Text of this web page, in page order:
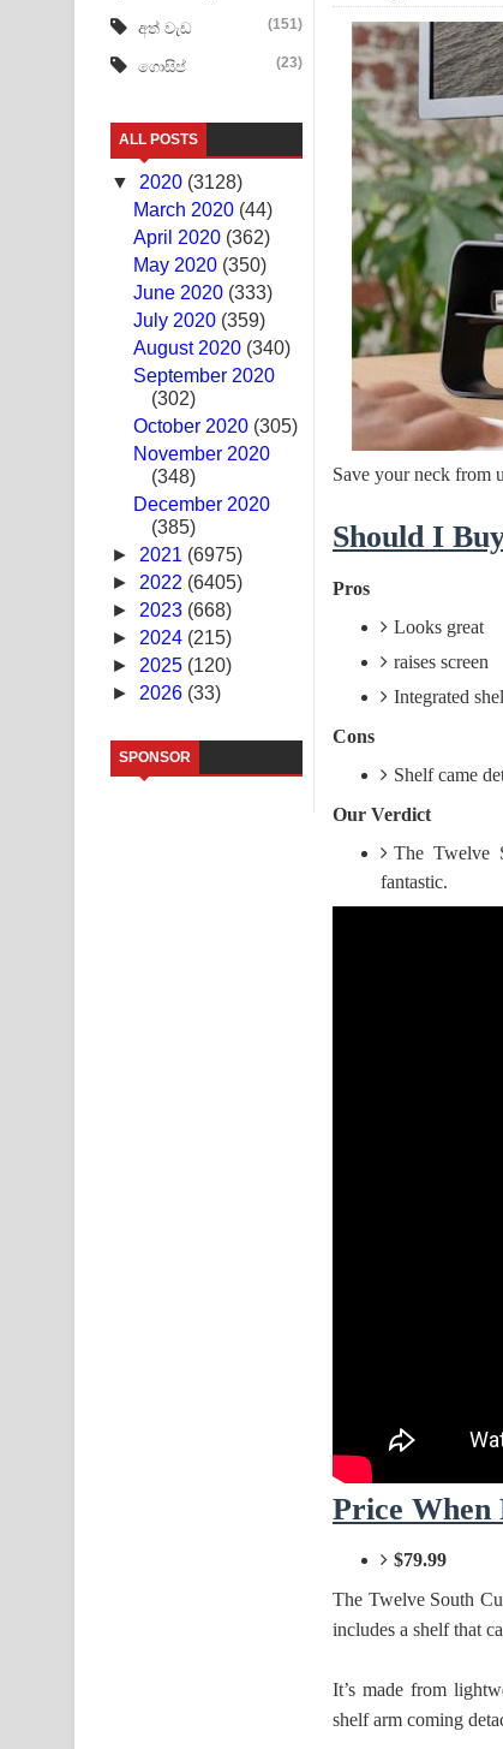
Mathaka Aluthin Liyanna Song Lyrics -
Sandak Awith Song Lyrics - සඳක් ඇවිත්
Swetha Sande Song Lyrics - ශ්වේත සඳේ
Ma Igili Giya Lyrics - මා ඉගිලී ගියා ගීතයේ පද
Ras Balan Song Lyrics - රැස් බලන් ගීතයේ පද
Hoda sihiyen Song Lyrics - හොද සිහියෙන්
Awanken Song Lyrics - අවංකෙන් ගීතයේ පද
Pa Sina Song Lyrics - පෑ සිනා ගීතයේ පද පෙළ
Pemwanthiye Song Lyrics - පෙම්වන්තියේ
Manobhawa Song Lyrics - මනෝභව ගීතයේ
Akahe Indala Song Lyrics - ආකාහේ ඉඳලා
Raawaya Song Lyrics - රාවය ගීතයේ පද පෙළ
Saddeta Denna Song Lyrics - සද්දෙට දෙන්න
Kaalaya Song Lyrics - කාලය ගීතයේ පද පෙළ
Aramuna Song Lyrics - අරමුණ ගීතයේ පද පෙළ
Sandata Duka Hithila Song Lyrics - සඳට දුක
Father Song Lyrics - ෆාදර් ගීතයේ පද පෙළ
අත් වැඩ (151)
ගොසිප් (23)
ALL POSTS
▼ 2020 (3128)
March 2020 (44)
April 2020 (362)
May 2020 (350)
June 2020 (333)
July 2020 (359)
August 2020 (340)
September 2020
(302)
October 2020 (305)
November 2020
(348)
December 2020
(385)
► 2021 (6975)
► 2022 (6405)
► 2023 (668)
► 2024 (215)
► 2025 (120)
► 2026 (33)
SPONSOR
Save your neck from
Should I
Pros
Looks great
raises screen
Integrated
Cons
Shelf came
Our Verdict
The Twelve
fantastic.
Price When
$79.99
The Twelve South
includes a shelf that
It’s made from
shelf arm coming